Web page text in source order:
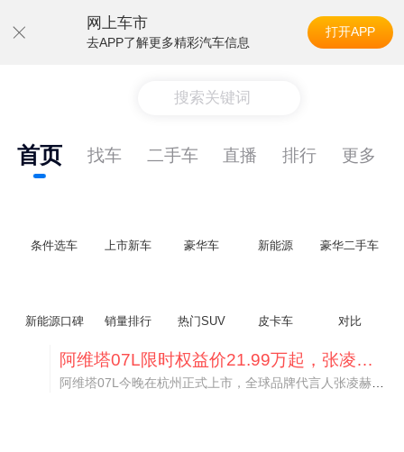
网上车市
去APP了解更多精彩汽车信息
打开APP
搜索关键词
首页 找车 二手车 直播 排行 更多
条件选车 上市新车 豪华车 新能源 豪华二手车
新能源口碑 销量排行 热门SUV 皮卡车 对比
阿维塔07L限时权益价21.99万起，张凌赫成首位车主
阿维塔07L今晚在杭州正式上市，全球品牌代言人张凌赫现场提车，成为这台车的第一位主人。三个版本：Elite纯电版22.99万，Max+后驱纯电版24.99万，Ultra三电机四驱版27.99万。